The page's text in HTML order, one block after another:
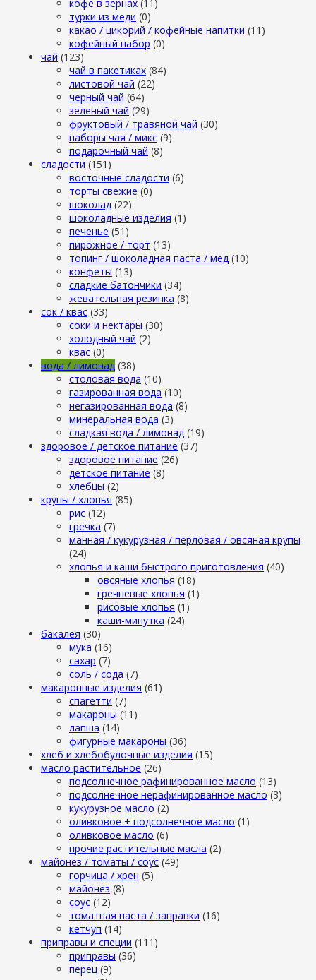
кофе в зернах (11)
турки из меди (0)
какао / цикорий / кофейные напитки (11)
кофейный набор (0)
чай (123)
чай в пакетиках (84)
листовой чай (22)
черный чай (64)
зеленый чай (29)
фруктовый / травяной чай (30)
наборы чая / микс (9)
подарочный чай (8)
сладости (151)
восточные сладости (6)
торты свежие (0)
шоколад (22)
шоколадные изделия (1)
печенье (51)
пирожное / торт (13)
топинг / шоколадная паста / мед (10)
конфеты (13)
сладкие батончики (34)
жевательная резинка (8)
сок / квас (33)
соки и нектары (30)
холодный чай (2)
квас (0)
вода / лимонад (38)
столовая вода (10)
газированная вода (10)
негазированная вода (8)
минеральная вода (3)
сладкая вода / лимонад (19)
здоровое / детское питание (37)
здоровое питание (26)
детское питание (8)
хлебцы (2)
крупы / хлопья (85)
рис (12)
гречка (7)
манная / кукурузная / перловая / овсяная крупы
(24)
хлопья и каши быстрого приготовления (40)
овсяные хлопья (18)
гречневые хлопья (1)
рисовые хлопья (1)
каши-минутка (24)
бакалея (30)
мука (16)
сахар (7)
cоль / cода (7)
макаронные изделия (61)
cпагетти (7)
макароны (11)
лапша (14)
фигурные макароны (36)
хлеб и хлебобулочные изделия (15)
масло растительное (26)
подсолнечное рафинированное масло (13)
подсолнечное нерафинированное масло (3)
кукурузное масло (2)
оливковое + подсолнечное масло (1)
оливковое масло (6)
прочие растительные масла (2)
майонез / томаты / соус (49)
горчица / хрен (5)
майонез (8)
соус (12)
томатная паста / заправки (16)
кетчуп (14)
приправы и специи (111)
приправы (36)
перец (9)